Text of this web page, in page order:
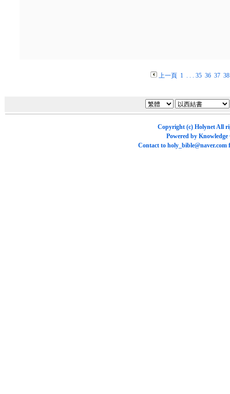
上一頁 1. . . 35 36 37 38
Copyright (c) HolynetAll
Powered by Knowledge
Contact to holy_bible@naver.com